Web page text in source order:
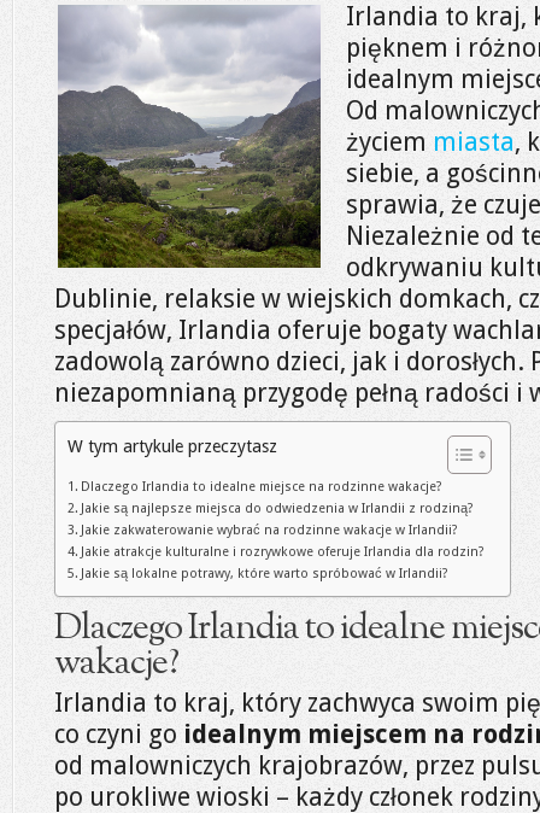
Irlandia to kraj,
pięknem i
idealnym
Od
życiem miasta,
siebie, a
sprawia, że
Niezależnie od
odkrywaniu
Dublinie, relaksie w wiejskich domkach,
specjałów, Irlandia oferuje bogaty
zadowolą zarówno dzieci, jak i dorosłych.
niezapomnianą przygodę pełną radości i
W tym artykule przeczytasz
Dlaczego Irlandia to idealne miejsce na rodzinne wakacje?
Jakie są najlepsze miejsca do odwiedzenia w Irlandii z rodziną?
Jakie zakwaterowanie wybrać na rodzinne wakacje w Irlandii?
Jakie atrakcje kulturalne i rozrywkowe oferuje Irlandia dla rodzin?
Jakie są lokalne potrawy, które warto spróbować w Irlandii?
Dlaczego Irlandia to idealne
wakacje?
Irlandia to kraj, który zachwyca swoim
co czyni go idealnym miejscem na
od malowniczych krajobrazów, przez
po urokliwe wioski – każdy członek